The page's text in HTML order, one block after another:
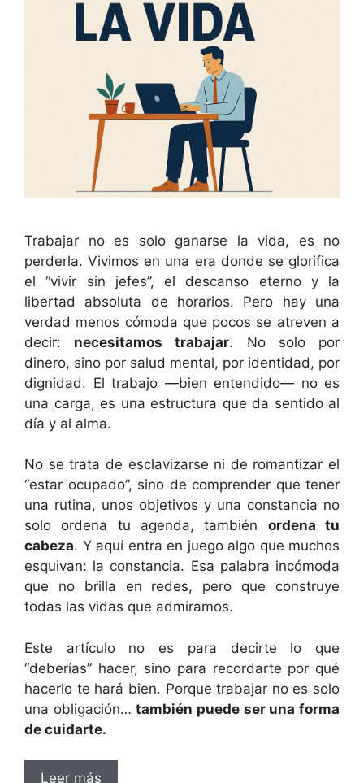
Trabajar no es solo ganarse la vida, es no
perderla. Vivimos en una era donde se glorifica
el “vivir sin jefes”, el descanso eterno y la
libertad absoluta de horarios. Pero hay una
verdad menos cómoda que pocos se atreven a
decir: necesitamos trabajar. No solo por
dinero, sino por salud mental, por identidad, por
dignidad. El trabajo —bien entendido— no es
una carga, es una estructura que da sentido al
día y al alma.
No se trata de esclavizarse ni de romantizar el
“estar ocupado”, sino de comprender que tener
una rutina, unos objetivos y una constancia no
solo ordena tu agenda, también ordena tu
cabeza. Y aquí entra en juego algo que muchos
esquivan: la constancia. Esa palabra incómoda
que no brilla en redes, pero que construye
todas las vidas que admiramos.
Este artículo no es para decirte lo que
“deberías” hacer, sino para recordarte por qué
hacerlo te hará bien. Porque trabajar no es solo
una obligación…también puede ser una forma
de cuidarte.
Leer más